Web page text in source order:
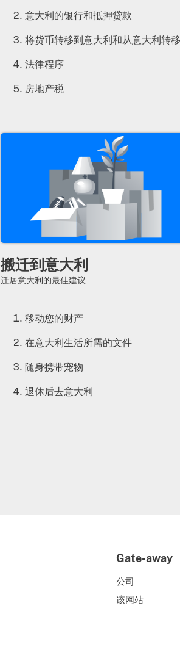
意大利的银行和抵押贷款
将货币转移到意大利和从意大利转
法律程序
房地产税
搬迁到意大利
迁居意大利的最佳建议
移动您的财产
在意大利生活所需的文件
随身携带宠物
退休后去意大利
Gate-away
公司
该网站